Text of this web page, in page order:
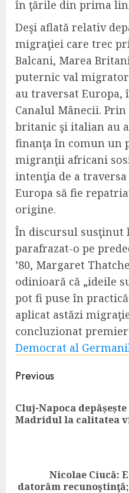
în ţările din prima
Deşi aflată relativ
migraţiei care trec
Balcani, Marea
puternic val migrator
au traversat Europa,
Canalul Mânecii.
britanic şi italian au
finanţa în comun un
migranţii africani
intenţia de a
Europa să fie
origine.
În discursul susţinut
parafrazat-o pe
’80, Margaret
odinioară că „ideile
pot fi puse în
aplicat astăzi
concluzionat
Democrat al
Continue
Reading
Previous
Cluj-Napoca
Madridul la calitatea
Next
Nicolae Ciucă:
datorăm